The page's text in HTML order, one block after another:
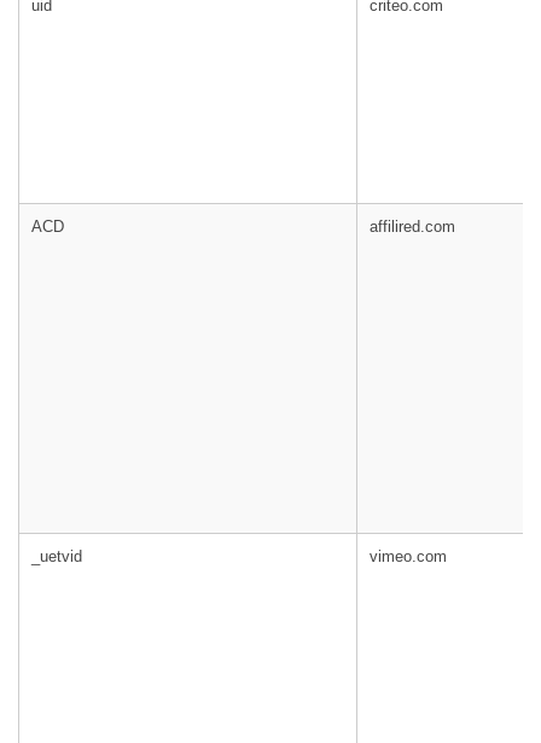
uid criteo.com
ACD affilired.com
_uetvid vimeo.com